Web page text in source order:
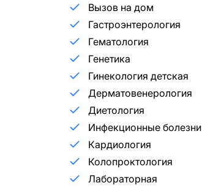
Вызов на дом
Гастроэнтерология
Гематология
Генетика
Гинекология детская
Дерматовенерология
Диетология
Инфекционные болезни
Кардиология
Колопроктология
Лабораторная